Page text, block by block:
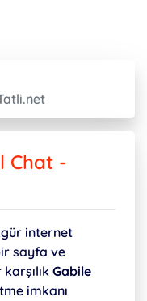
Chat -
internet
sayfa ve
Gabile
imkanı